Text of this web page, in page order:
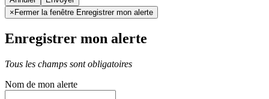
× Fermer la fenêtre Enregistrer mon alerte
Enregistrer mon alerte
Tous les champs sont obligatoires
Nom de mon alerte